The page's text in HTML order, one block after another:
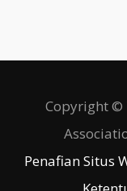
Copyright ©
Penafian Situs